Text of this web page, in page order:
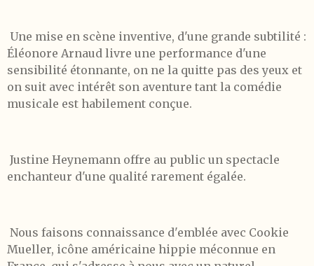
Une mise en scène inventive, d'une grande subtilité :
Éléonore Arnaud livre une performance d'une
sensibilité étonnante, on ne la quitte pas des yeux et
on suit avec intérêt son aventure tant la comédie
musicale est habilement conçue.
Justine Heynemann offre au public un spectacle
enchanteur d'une qualité rarement égalée.
Nous faisons connaissance d'emblée avec Cookie
Mueller, icône américaine hippie méconnue en